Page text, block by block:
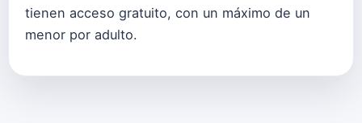
tienen acceso gratuito, con un máximo de un
menor por adulto.